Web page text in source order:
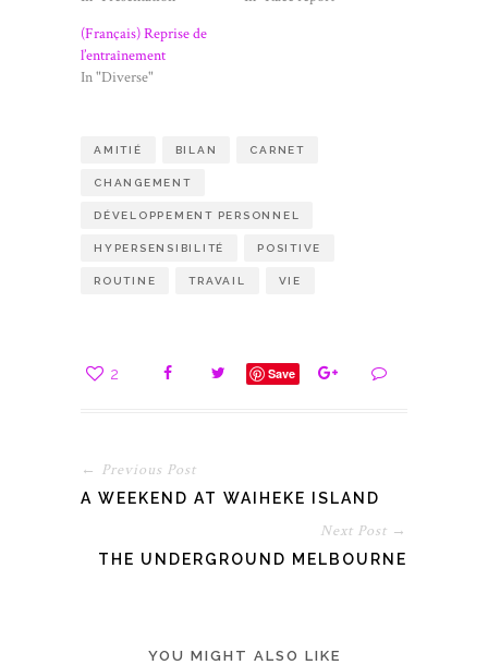
(Français) Reprise de
l’entraînement
In "Diverse"
AMITIÉ BILAN CARNET
CHANGEMENT
DÉVELOPPEMENT PERSONNEL
HYPERSENSIBILITÉ POSITIVE
ROUTINE TRAVAIL VIE
2 Save
← Previous Post
A WEEKEND AT WAIHEKE ISLAND
Next Post →
THE UNDERGROUND MELBOURNE
YOU MIGHT ALSO LIKE